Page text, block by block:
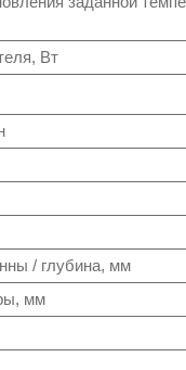
Вт
/ глубина, мм
мм